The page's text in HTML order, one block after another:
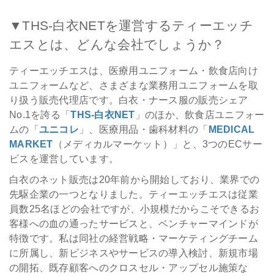
▼THS-白衣NETを運営するティーエッチ
エスとは、どんな会社でしょうか？
ティーエッチエスは、医療用ユニフォーム・飲食店向け
ユニフォームなど、さまざまな業務用ユニフォームを取
り扱う販売代理店です。白衣・ナース服の販売シェア
No.1を誇る「THS-白衣NET 」のほか、飲食店ユニフォー
ムの「ユニコレ 」、医療用品・歯科材料の「MEDICAL
MARKET （メディカルマーケット）」と、3つのECサー
ビスを運営しています。
白衣のネット販売は20年前から開始しており、業界での
先駆企業の一つとなりました。ティーエッチエスは従業
員数25名ほどの会社ですが、小規模だからこそできるお
客様への血の通ったサービスと、ベンチャーマインドが
特徴です。私は同社の経営戦略・マーケティングチーム
に所属し、新ビジネスやサービスの導入検討、新規市場
の開拓、既存顧客へのクロスセル・アップセル施策な